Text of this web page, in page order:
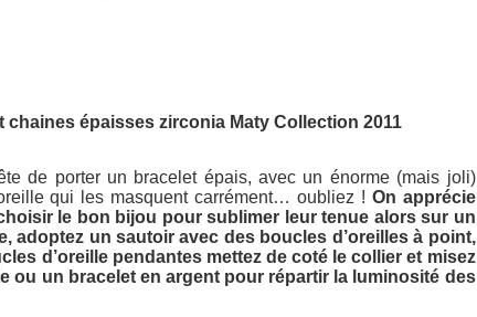
chaines épaisses zirconia Maty Collection 2011
de porter un bracelet épais, avec un énorme (mais joli)
qui les masquent carrément… oubliez ! On apprécie
le bon bijou pour sublimer leur tenue alors sur un
adoptez un sautoir avec des boucles d’oreilles à point,
d’oreille pendantes mettez de coté le collier et misez
ou un bracelet en argent pour répartir la luminosité des